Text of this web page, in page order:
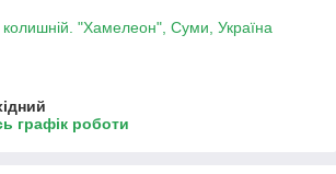
"Хамелеон", Суми, Україна
графік роботи